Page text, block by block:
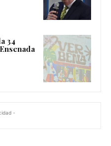
34
-